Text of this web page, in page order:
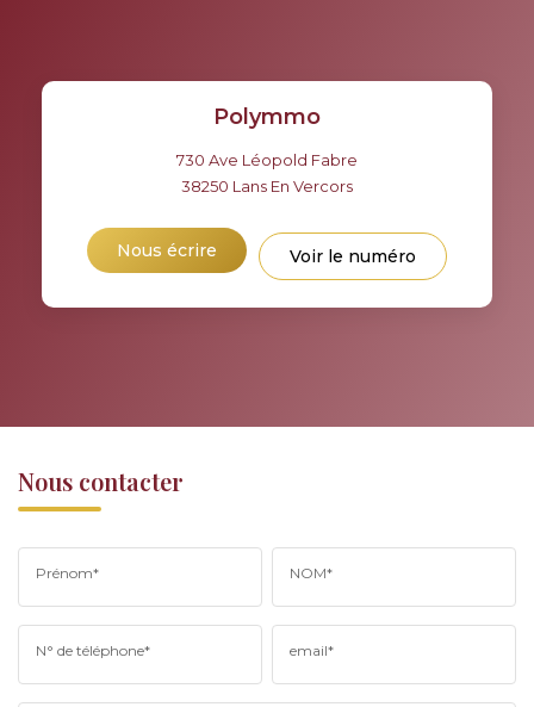
Polymmo
730 Ave Léopold Fabre
38250 Lans En Vercors
Nous écrire Voir le numéro
Nous contacter
Prénom* NOM*
N° de téléphone* email*